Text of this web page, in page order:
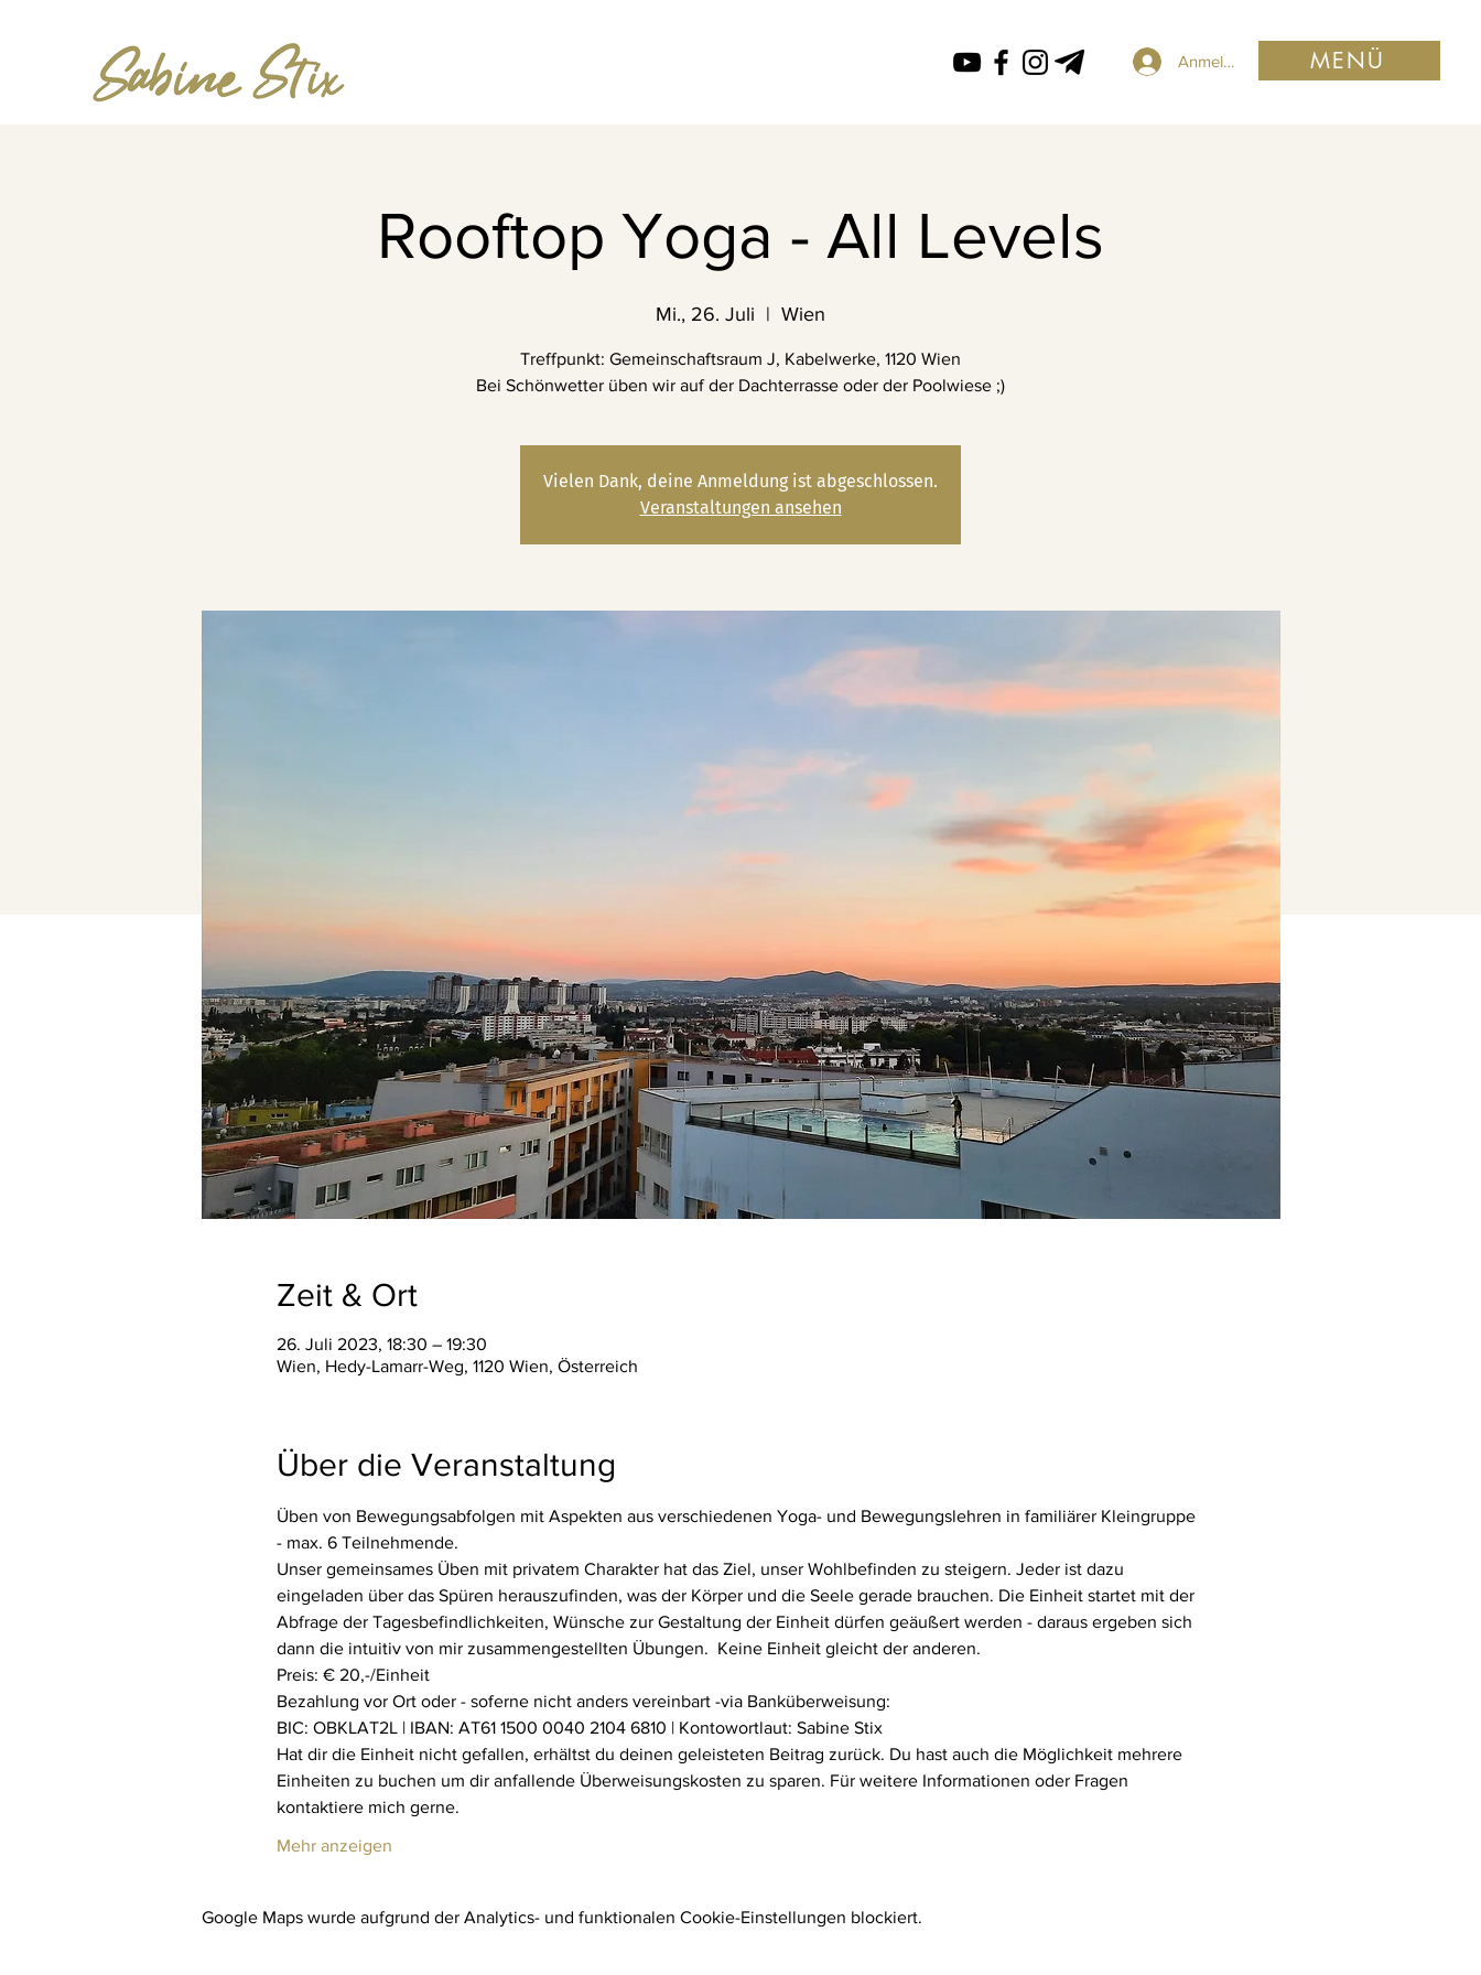
Anmelden MENÜ
Rooftop Yoga - All Levels
Mi., 26. Juli
  |
Wien
Treffpunkt: Gemeinschaftsraum J, Kabelwerke, 1120 Wien
Bei Schönwetter üben wir auf der Dachterrasse oder der Poolwiese ;)
Vielen Dank, deine Anmeldung ist abgeschlossen.
Veranstaltungen ansehen
Zeit & Ort
26. Juli 2023, 18:30 – 19:30
Wien, Hedy-Lamarr-Weg, 1120 Wien, Österreich
Über die Veranstaltung
Üben von Bewegungsabfolgen mit Aspekten aus verschiedenen Yoga- und Bewegungslehren in familiärer Kleingruppe
- max. 6 Teilnehmende.
Unser gemeinsames Üben mit privatem Charakter hat das Ziel, unser Wohlbefinden zu steigern. Jeder ist dazu
eingeladen über das Spüren herauszufinden, was der Körper und die Seele gerade brauchen. Die Einheit startet mit der
Abfrage der Tagesbefindlichkeiten, Wünsche zur Gestaltung der Einheit dürfen geäußert werden - daraus ergeben sich
dann die intuitiv von mir zusammengestellten Übungen.  Keine Einheit gleicht der anderen.
Preis: € 20,-/Einheit
Bezahlung vor Ort oder - soferne nicht anders vereinbart -via Banküberweisung:
BIC: OBKLAT2L | IBAN: AT61 1500 0040 2104 6810 | Kontowortlaut: Sabine Stix
Hat dir die Einheit nicht gefallen, erhältst du deinen geleisteten Beitrag zurück. Du hast auch die Möglichkeit mehrere
Einheiten zu buchen um dir anfallende Überweisungskosten zu sparen. Für weitere Informationen oder Fragen
kontaktiere mich gerne.
Mehr anzeigen
Google Maps wurde aufgrund der Analytics- und funktionalen Cookie-Einstellungen blockiert.